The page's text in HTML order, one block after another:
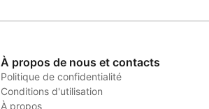
À propos de nous et contacts
Politique de confidentialité
Conditions d'utilisation
À propos